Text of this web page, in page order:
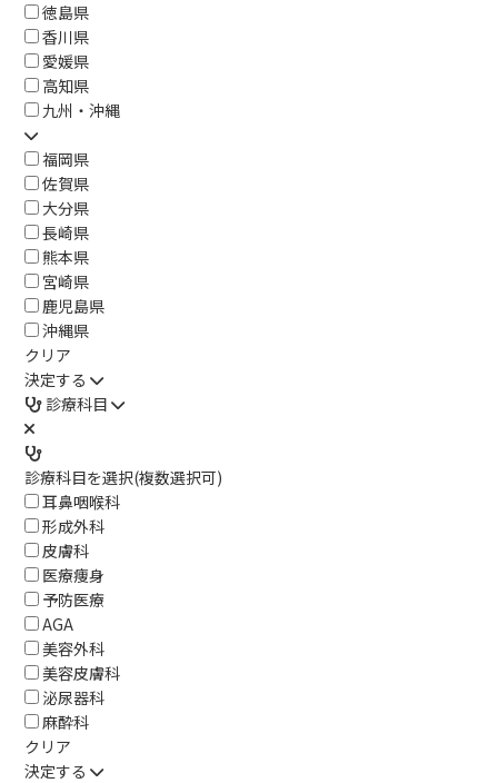
徳島県
香川県
愛媛県
高知県
九州・沖縄
福岡県
佐賀県
大分県
長崎県
熊本県
宮崎県
鹿児島県
沖縄県
クリア
決定する
診療科目
診療科目を選択(複数選択可)
耳鼻咽喉科
形成外科
皮膚科
医療痩身
予防医療
AGA
美容外科
美容皮膚科
泌尿器科
麻酔科
クリア
決定する